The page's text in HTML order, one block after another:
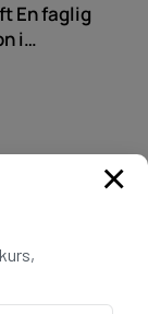
En faglig
i…
×